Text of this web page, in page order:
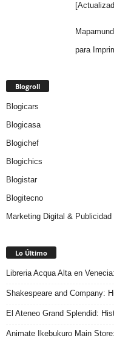
para
Blogroll
Blogicars
Blogicasa
Blogichef
Blogichics
Blogistar
Blogitecno
Marketing Digital & Publicidad
Lo Último
Libreria Acqua Alta en
Shakespeare and Company:
El Ateneo Grand Splendid:
Animate Ikebukuro Main